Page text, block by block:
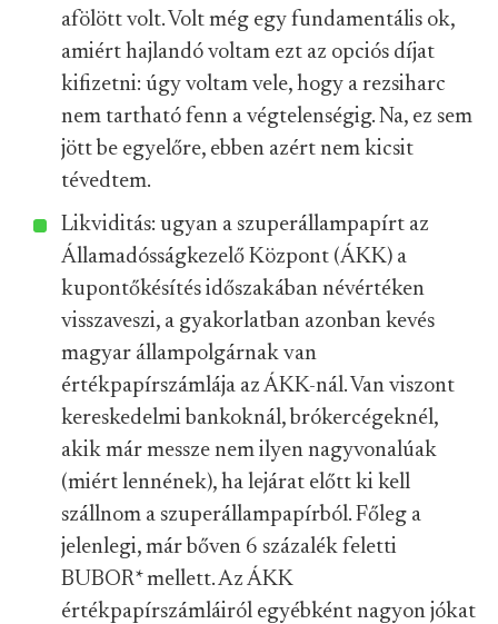
afölött volt. Volt még egy fundamentális ok,
amiért hajlandó voltam ezt az opciós díjat
kifizetni: úgy voltam vele, hogy a rezsiharc
nem tartható fenn a végtelenségig. Na, ez sem
jött be egyelőre, ebben azért nem kicsit
tévedtem.
Likviditás: ugyan a szuperállampapírt az
Államadósságkezelő Központ (ÁKK) a
kupontőkésítés időszakában névértéken
visszaveszi, a gyakorlatban azonban kevés
magyar állampolgárnak van
értékpapírszámlája az ÁKK-nál. Van viszont
kereskedelmi bankoknál, brókercégeknél,
akik már messze nem ilyen nagyvonalúak
(miért lennének), ha lejárat előtt ki kell
szállnom a szuperállampapírból. Főleg a
jelenlegi, már bőven 6 százalék feletti
BUBOR*mellett. Az ÁKK
értékpapírszámláiról egyébként nagyon jókat